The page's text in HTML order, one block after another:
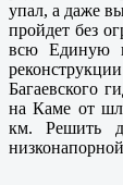
упал, а даже
пройдет без
всю Единую
Багаевского
на Каме от
км. Решить